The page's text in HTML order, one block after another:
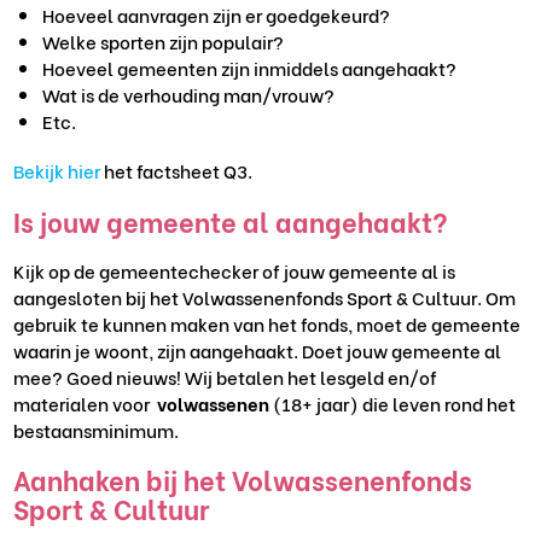
Hoeveel aanvragen zijn er goedgekeurd?
Welke sporten zijn populair?
Hoeveel gemeenten zijn inmiddels aangehaakt?
Wat is de verhouding man/vrouw?
Etc.
Bekijk hierhet factsheet Q3.
Is jouw gemeente al aangehaakt?
Kijk op de gemeentechecker of jouw gemeente al is
aangesloten bij het Volwassenenfonds Sport & Cultuur. Om
gebruik te kunnen maken van het fonds, moet de gemeente
waarin je woont, zijn aangehaakt. Doet jouw gemeente al
mee? Goed nieuws! Wij betalen het lesgeld en/of
materialen voor volwassenen(18+ jaar) die leven rond het
bestaansminimum. ⁠
Aanhaken bij het Volwassenenfonds
Sport & Cultuur